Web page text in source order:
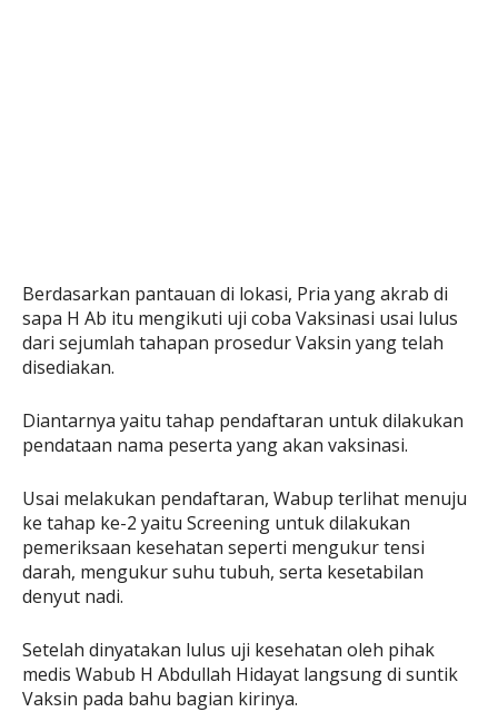
Berdasarkan pantauan di lokasi, Pria yang akrab di
sapa H Ab itu mengikuti uji coba Vaksinasi usai lulus
dari sejumlah tahapan prosedur Vaksin yang telah
disediakan.
Diantarnya yaitu tahap pendaftaran untuk dilakukan
pendataan nama peserta yang akan vaksinasi.
Usai melakukan pendaftaran, Wabup terlihat menuju
ke tahap ke-2 yaitu Screening untuk dilakukan
pemeriksaan kesehatan seperti mengukur tensi
darah, mengukur suhu tubuh, serta kesetabilan
denyut nadi.
Setelah dinyatakan lulus uji kesehatan oleh pihak
medis Wabub H Abdullah Hidayat langsung di suntik
Vaksin pada bahu bagian kirinya.